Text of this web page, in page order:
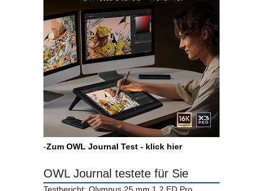
-Zum OWL Journal Test - klick hier
OWL Journal testete für Sie